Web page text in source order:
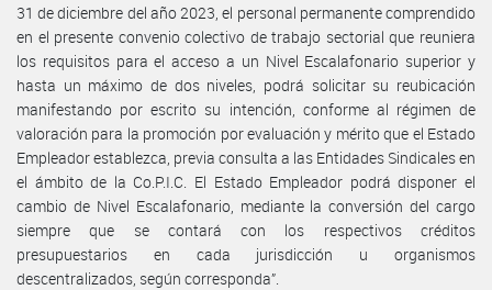
31 de diciembre del año 2023, el personal permanente comprendido
en el presente convenio colectivo de trabajo sectorial que reuniera
los requisitos para el acceso a un Nivel Escalafonario superior y
hasta un máximo de dos niveles, podrá solicitar su reubicación
manifestando por escrito su intención, conforme al régimen de
valoración para la promoción por evaluación y mérito que el Estado
Empleador establezca, previa consulta a las Entidades Sindicales en
el ámbito de la Co.P.I.C. El Estado Empleador podrá disponer el
cambio de Nivel Escalafonario, mediante la conversión del cargo
siempre que se contará con los respectivos créditos
presupuestarios en cada jurisdicción u organismos
descentralizados, según corresponda”.